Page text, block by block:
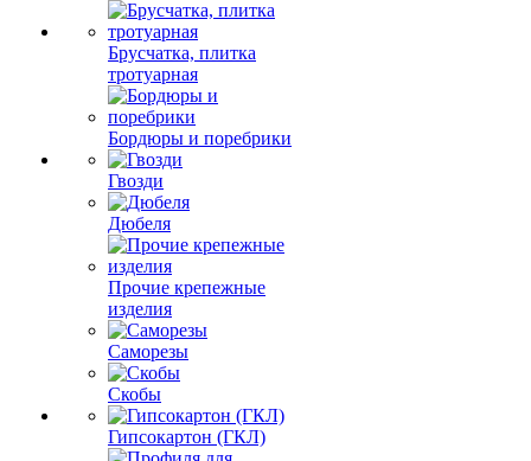
Брусчатка, плитка
тротуарная
Бордюры и поребрики
Гвозди
Дюбеля
Прочие крепежные
изделия
Саморезы
Скобы
Гипсокартон (ГКЛ)